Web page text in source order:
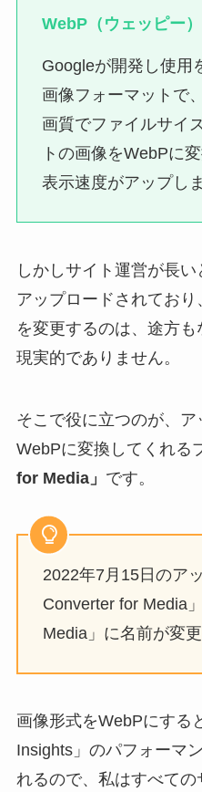
WebP（ウェッピー
Googleが開発し使用
画像フォーマットで
画質でファイルサイ
トの画像をWebPに
表示速度がアップしま
しかしサイト運営が長
アップロードされてお
を変更するのは、途方
現実的でありません。
そこで役に立つのが、
WebPに変換してくれる
for Media」 です。
2022年7月15日のア
Converter for Media
Media」に名前が変更
画像形式をWebPにする
Insights」のパフォーマ
れるので、私はすべて